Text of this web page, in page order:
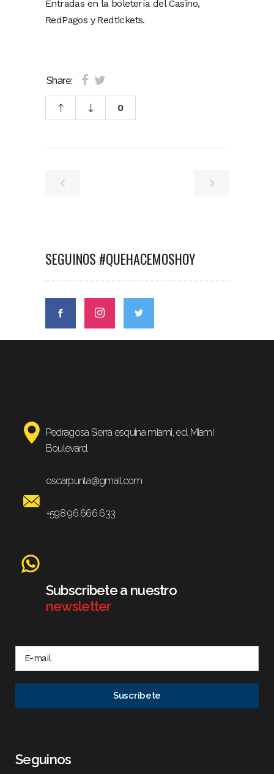
Entradas en la boletería del Casino,
RedPagos y Redtickets.
Share:
0
SEGUINOS #QUEHACEMOSHOY
Pedragosa Sierra esquina miami, ed. Miami
Boulevard.
oscarpunta@gmail.com
+598 96 666 633
Subscribete a nuestro
newsletter
Seguinos